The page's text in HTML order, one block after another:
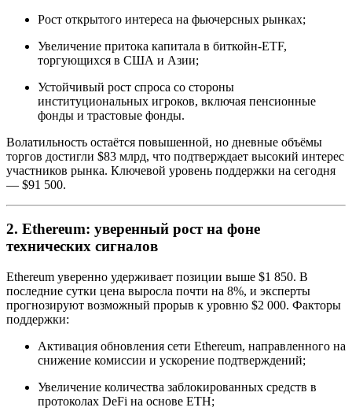
Рост открытого интереса на фьючерсных рынках;
Увеличение притока капитала в биткойн-ETF,
торгующихся в США и Азии;
Устойчивый рост спроса со стороны
институциональных игроков, включая пенсионные
фонды и трастовые фонды.
Волатильность остаётся повышенной, но дневные объёмы
торгов достигли $83 млрд, что подтверждает высокий интерес
участников рынка. Ключевой уровень поддержки на сегодня
— $91 500.
2. Ethereum: уверенный рост на фоне
технических сигналов
Ethereum уверенно удерживает позиции выше $1 850. В
последние сутки цена выросла почти на 8%, и эксперты
прогнозируют возможный прорыв к уровню $2 000. Факторы
поддержки:
Активация обновления сети Ethereum, направленного на
снижение комиссии и ускорение подтверждений;
Увеличение количества заблокированных средств в
протоколах DeFi на основе ETH;